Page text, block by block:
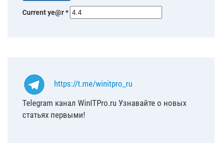
Current ye@r*
https://t.me/winitpro_ru
Telegram канал WinITPro.ru Узнавайте о новых
статьях первыми!